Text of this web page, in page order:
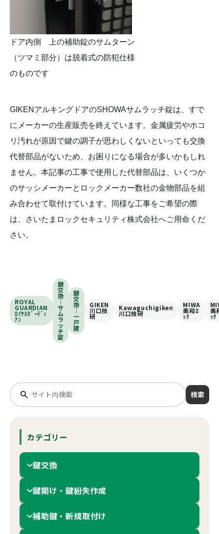
ドア内側 上の補助錠のサムターン
（ツマミ部分）は脱着式の防犯仕様
のものです
GIKENアルキングドアのSHOWAサムラッチ錠は、すで
にメーカーの生産販売を終えています。金属疲労やホコ
リ汚れが原因で鍵の調子が思わしくないといっても交換
代替部品がないため、お困りになる場合が多いかもしれ
ません。本記事の工事で使用した代替部品は、いくつか
のサッシメーカーとロックメーカー数社の金物部品を組
み合わせて取付けています。同様な工事をご希望の際
は、さいたまロックセキュリティ株式会社へご用命くだ
さい。
ROYAL
GUARDIAN
ﾛｲﾔﾙｶﾞｰﾃﾞｨ
ｱﾝ
鍵
交
換
｜
サ
ム
ラ
ッ
チ
錠
鍵
交
換
｜
一
戸
建
GIKEN
川口技
研
Kawaguchigiken
川口技研
MIWA
美和ﾛ
ｯｸ
美
ｯｸ
検索
カテゴリー
鍵交換
鍵開け・鍵紛失作成
補助鍵・新規取付け